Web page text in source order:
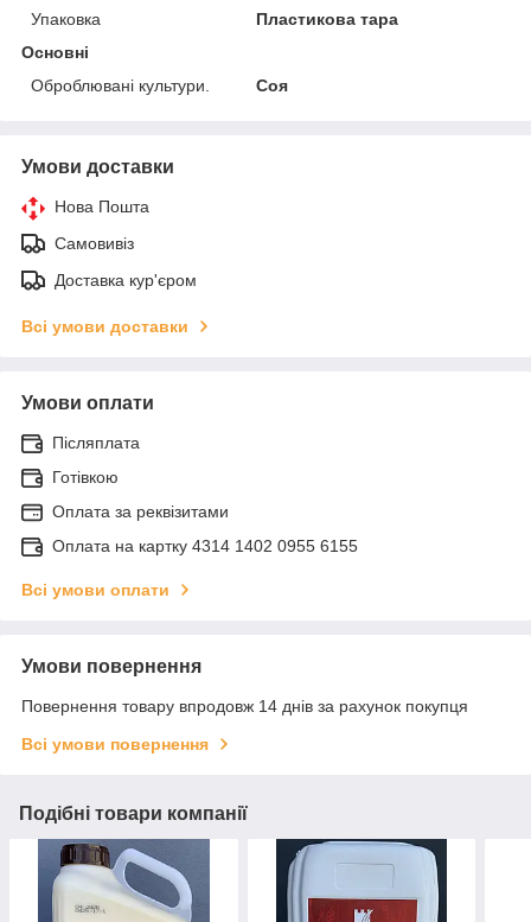
Упаковка
Пластикова тара
Основні
Оброблювані культури.
Соя
Умови доставки
Нова Пошта
Самовивіз
Доставка кур'єром
Всі умови доставки
Умови оплати
Післяплата
Готівкою
Оплата за реквізитами
Оплата на картку 4314 1402 0955 6155
Всі умови оплати
Умови повернення
Повернення товару впродовж 14 днів за рахунок покупця
Всі умови повернення
Подібні товари компанії